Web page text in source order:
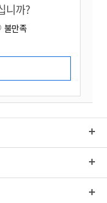
니까?
불만족